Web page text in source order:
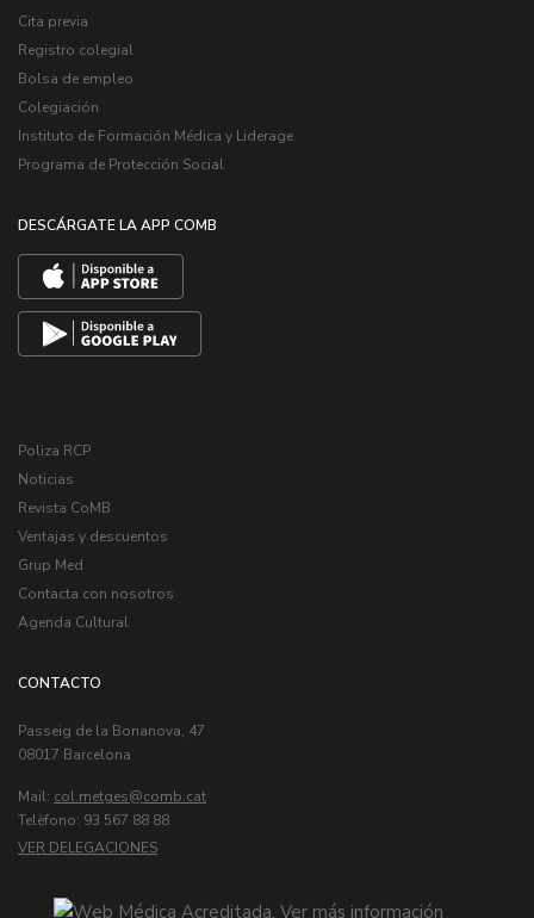
Cita previa
Registro colegial
Bolsa de empleo
Colegiación
Instituto de Formación Médica y Liderage
Programa de Protección Social
DESCÁRGATE LA APP COMB
Poliza RCP
Noticias
Revista CoMB
Ventajas y descuentos
Grup Med
Contacta con nosotros
Agenda Cultural
CONTACTO
Passeig de la Bonanova, 47
08017 Barcelona
Mail: col.metges
Telèfono: 93 567 88 88
VER DELEGACIONES